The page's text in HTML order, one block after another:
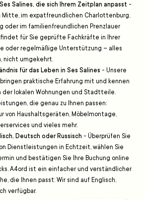
Salines, die sich Ihrem Zeitplan anpasst -
Mitte, im expatfreundlichen Charlottenburg,
oder im familienfreundlichen Prenzlauer
findet für Sie geprüfte Fachkräfte in Ihrer
oder regelmäßige Unterstützung – alles
nicht umgekehrt.
für das Leben in Ses Salines - Unsere
praktische Erfahrung mit und kennen
der lokalen Wohnungen und Stadtteile.
die genau zu Ihnen passen:
von Haushaltsgeräten, Möbelmontage,
und vieles mehr.
Deutsch oder Russisch - Überprüfen Sie
Dienstleistungen in Echtzeit, wählen Sie
und bestätigen Sie Ihre Buchung online
A4ord ist ein einfacher und verständlicher
die Ihnen passt: Wir sind auf Englisch,
verfügbar.